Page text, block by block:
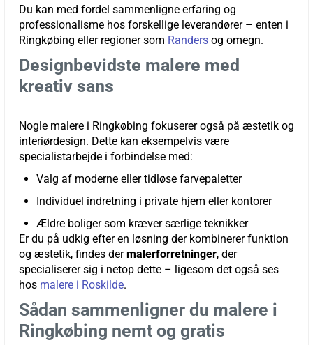
Du kan med fordel sammenligne erfaring og
professionalisme hos forskellige leverandører – enten i
Ringkøbing eller regioner som Randers og omegn.
Designbevidste malere med
kreativ sans
Nogle malere i Ringkøbing fokuserer også på æstetik og
interiørdesign. Dette kan eksempelvis være
specialistarbejde i forbindelse med:
Valg af moderne eller tidløse farvepaletter
Individuel indretning i private hjem eller kontorer
Ældre boliger som kræver særlige teknikker
Er du på udkig efter en løsning der kombinerer funktion
og æstetik, findes dermalerforretninger, der
specialiserer sig i netop dette – ligesom det også ses
hos malere i Roskilde.
Sådan sammenligner du malere i
Ringkøbing nemt og gratis